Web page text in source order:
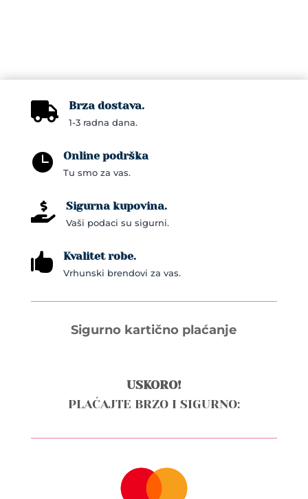
chosen
product
 Brza dostava.
1-3 radna dana.
 Online podrška
Tu smo za vas.
 Sigurna kupovina.
Vaši podaci su sigurni.
 Kvalitet robe.
Vrhunski brendovi za vas.
Sigurno kartično plaćanje
USKORO!
PLAĆAJTE BRZO I SIGURNO: